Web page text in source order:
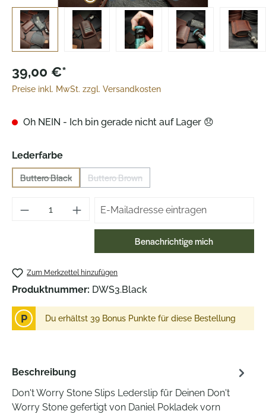
39,00 €*
Preise inkl. MwSt. zzgl. Versandkosten
Oh NEIN - Ich bin gerade nicht auf Lager 😞
Lederfarbeauswählen
Buttero Black(Diese Option ist zurzeit nicht verfügbar.)
Buttero Brown(Diese Option ist zurzeit nicht verfügbar.)
Benachrichtige mich
Zum Merkzettel hinzufügen
Produktnummer: DWS3.Black
P Du erhältst 39 Bonus Punkte für diese Bestellung
Beschreibung
Don't Worry Stone Slips Lederslip für Deinen Don't
Worry Stone gefertigt von Daniel Pokladek vorn